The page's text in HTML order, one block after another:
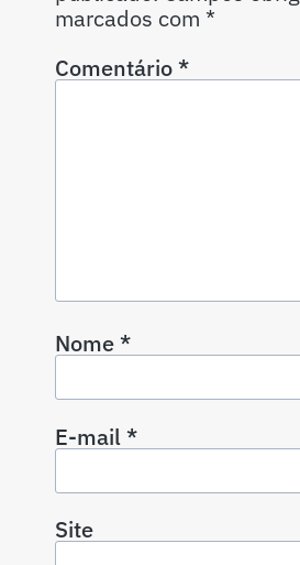
marcados com *
Comentário*
Nome*
E-mail*
Site